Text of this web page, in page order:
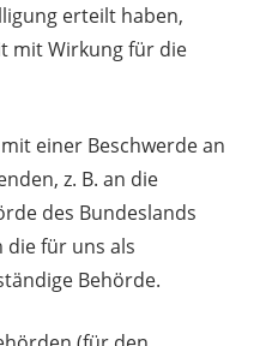
erteilt haben,
mit Wirkung für die
einer Beschwerde an
z. B. an die
des Bundeslands
die für uns als
Behörde.